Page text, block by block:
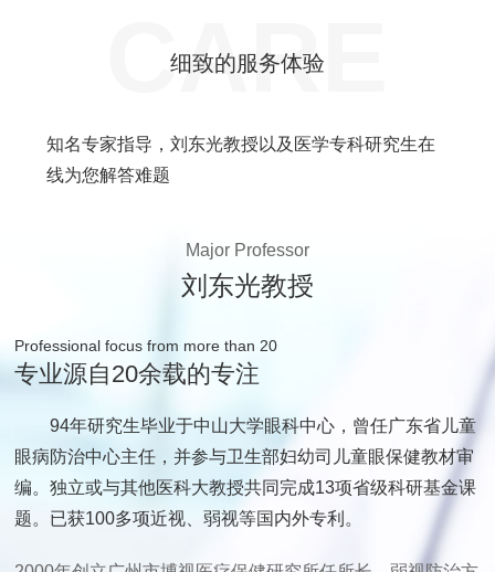
CARE
细致的服务体验
知名专家指导，刘东光教授以及医学专科研究生在
线为您解答难题
Major Professor
刘东光教授
Professional focus from more than 20
专业源自20余载的专注
94年研究生毕业于中山大学眼科中心，曾任广东省儿童
眼病防治中心主任，并参与卫生部妇幼司儿童眼保健教材审
编。独立或与其他医科大教授共同完成13项省级科研基金课
题。已获100多项近视、弱视等国内外专利。